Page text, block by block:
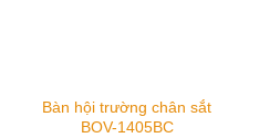
Bàn hội trường chân sắt
BOV-1405BC